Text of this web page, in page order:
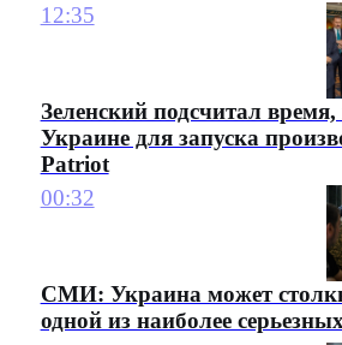
12:35
Зеленский подсчитал
Украине для запуска
Patriot
00:32
СМИ: Украина может
одной из наиболее